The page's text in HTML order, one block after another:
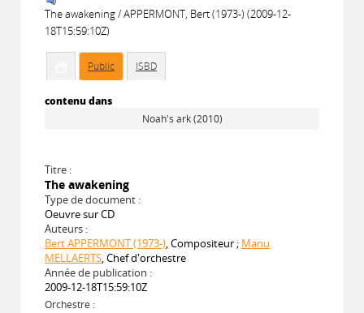
The awakening / APPERMONT, Bert (1973-) (2009-12-
18T15:59:10Z)
Public ISBD
contenu dans
Noah's ark (2010)
Titre :
The awakening
Type de document :
Oeuvre sur CD
Auteurs :
Bert APPERMONT (1973-), Compositeur ; Manu
MELLAERTS, Chef d'orchestre
Année de publication :
2009-12-18T15:59:10Z
Orchestre :